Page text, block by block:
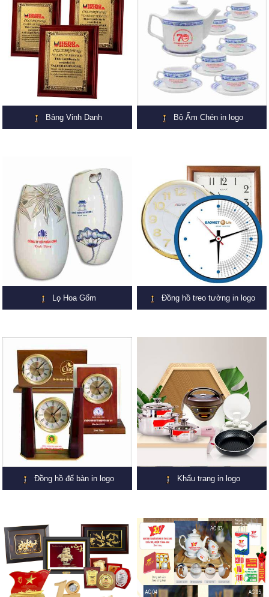
Bảng Vinh Danh Bộ Ấm Chén in logo
Lọ Hoa Gốm Đồng hồ treo tường in logo
Đồng hồ để bàn in logo Khẩu trang in logo